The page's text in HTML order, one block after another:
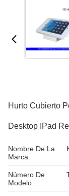
Hurto Cubierto
Desktop IPad
Nombre De La
Marca:
Número De
Modelo: